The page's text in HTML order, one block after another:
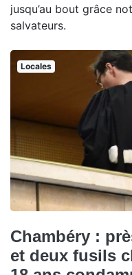
jusqu’au bout grâce
salvateurs.
Locales
Chambéry :
et deux fusils